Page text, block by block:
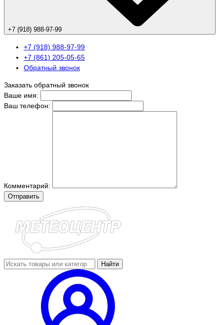
+7 (918) 988-97-99
+7 (918) 988-97-99
+7 (861) 205-05-65
Обратный звонок
Заказать обратный звонок
Ваше имя:
Ваш телефон:
Комментарий:
Отправить
Найти